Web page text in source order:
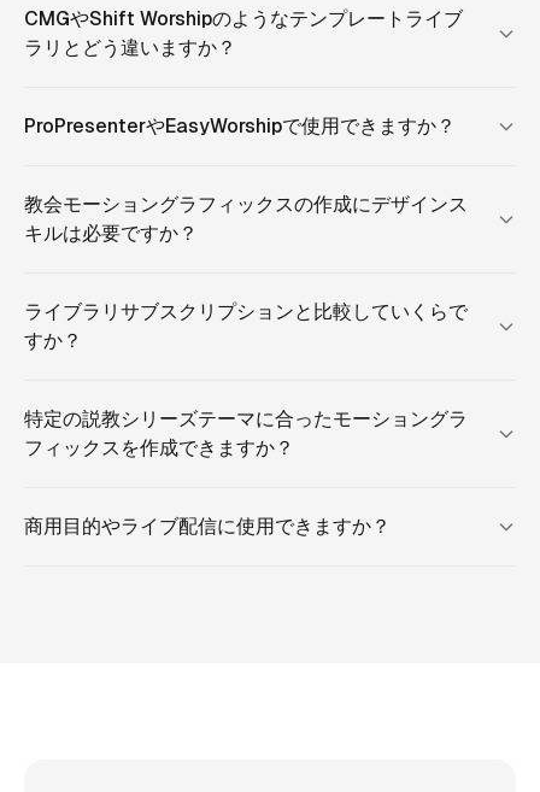
CMGやShift Worshipのようなテンプレートライブ
ラリとどう違いますか？
ProPresenterやEasyWorshipで使用できますか？
教会モーショングラフィックスの作成にデザインス
キルは必要ですか？
ライブラリサブスクリプションと比較していくらで
すか？
特定の説教シリーズテーマに合ったモーショングラ
フィックスを作成できますか？
商用目的やライブ配信に使用できますか？